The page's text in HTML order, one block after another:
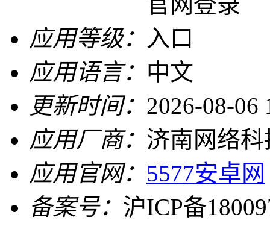
应用等级：
应用语言： 中文
更新时间： 2026-08-06
应用厂商： 济南网络
应用官网： 5577安卓网
备案号： 沪ICP备